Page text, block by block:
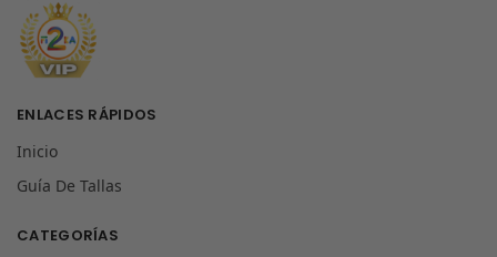
ENLACES RÁPIDOS
Inicio
Guía De Tallas
CATEGORÍAS